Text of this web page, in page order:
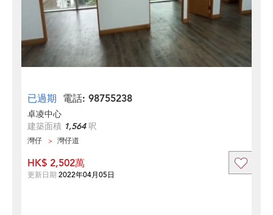
已過期 電話: 98755238
卓凌中心
建築面積 1,564呎
灣仔 灣仔道
HK$ 2,502萬
更新日期 2022年04月05日